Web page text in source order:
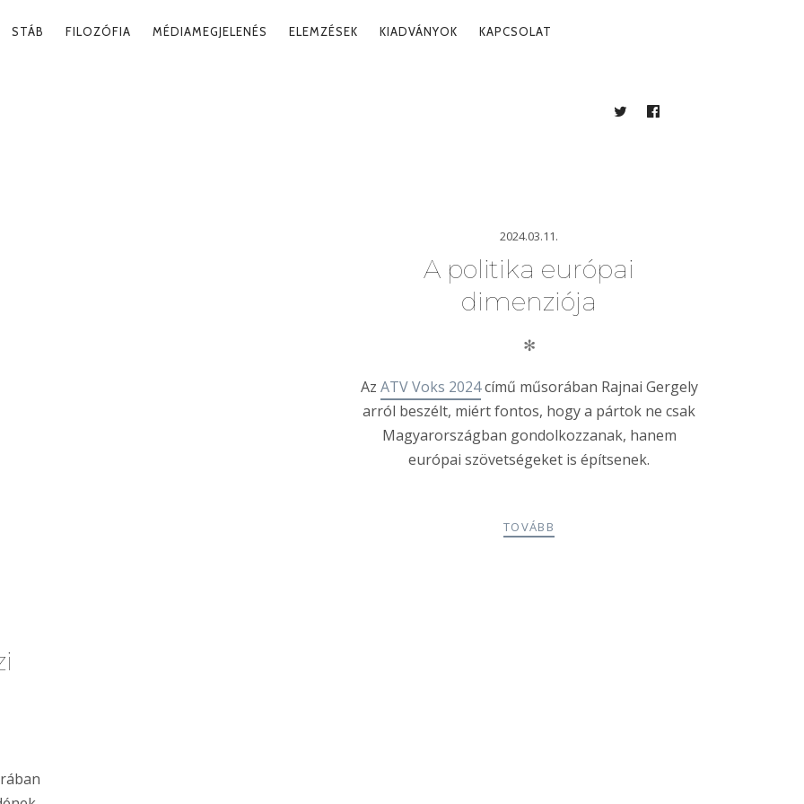
STÁB FILOZÓFIA MÉDIAMEGJELENÉS ELEMZÉSEK KIADVÁNYOK KAPCSOLAT
TWITTERFACEBOOK
2024.03.11.
A politika európai
dimenziója
✻
Az ATV Voks 2024című műsorában Rajnai Gergely
arról beszélt, miért fontos, hogy a pártok ne csak
Magyarországban gondolkozzanak, hanem
európai szövetségeket is építsenek.
TOVÁBB